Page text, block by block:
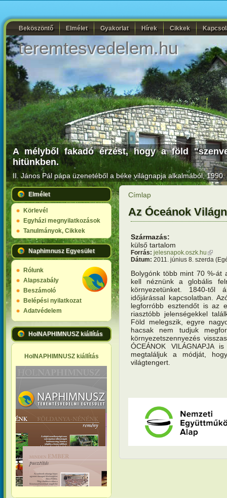
Beköszöntő Elmélet Gyakorlat Hírek Cikkek
teremtesvedelem.hu
A mélyből fakadó érzést, hogy a föld
hitünkben.
II. János Pál pápa üzenetéből a béke világnapja alkalmából,
Elmélet
Körlevél
Egyházi megnyilatkozások
Tanulmányok, Cikkek
Naphimnusz Egyesület
Rólunk
Alapszabály
Beszámoló
Belépési nyilatkozat
Adatvédelem
HolNAPHIMNUSZ kiállítás
HolNAPHIMNUSZ kiállítás
Címlap
Az Óceánok
Származás:
külső tartalom
Forrás: jelesnapok.oszk.hu (külső
Dátum: 2011. június 8. szerda
Bolygónk több mint 70 %-át
kell néznünk a globális
környezetünket. 1840-től
időjárással kapcsolatban.
legforróbb esztendőt is az
riasztóbb jelenségekkel
Föld melegszik, egyre
hacsak nem tudjuk
környezetszennyezés
ÓCEÁNOK VILÁGNAPJA
megtaláljuk a módját,
világtengert.